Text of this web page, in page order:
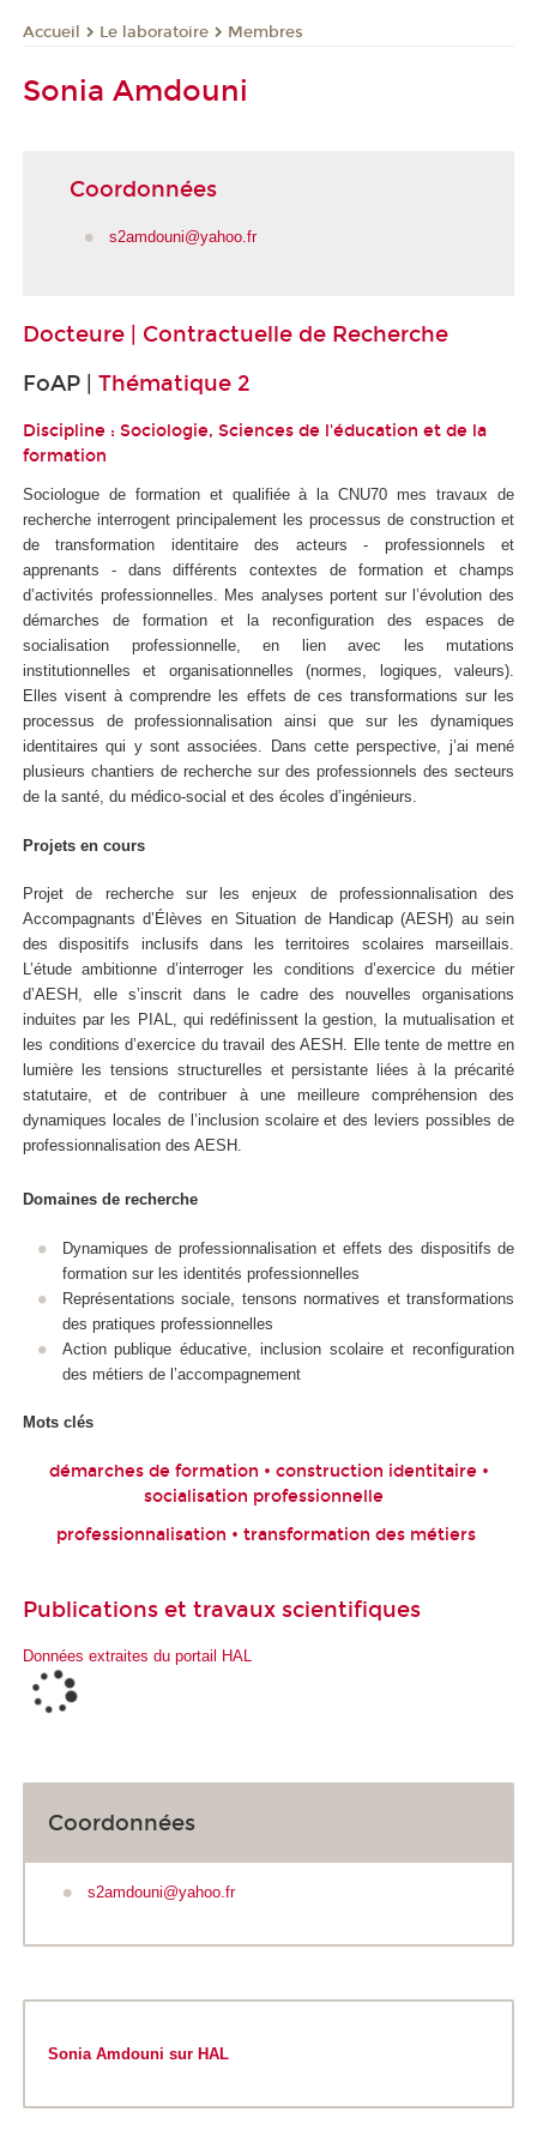
Accueil Le laboratoire Membres
Sonia Amdouni
Coordonnées
s2amdouni@yahoo.fr
Docteure | Contractuelle de Recherche
FoAP | Thématique 2
Discipline : Sociologie, Sciences de l'éducation et de la
formation
Sociologue de formation et qualifiée à la CNU70 mes travaux de
recherche interrogent principalement les processus de construction et
de transformation identitaire des acteurs - professionnels et
apprenants - dans différents contextes de formation et champs
d’activités professionnelles. Mes analyses portent sur l’évolution des
démarches de formation et la reconfiguration des espaces de
socialisation professionnelle, en lien avec les mutations
institutionnelles et organisationnelles (normes, logiques, valeurs).
Elles visent à comprendre les effets de ces transformations sur les
processus de professionnalisation ainsi que sur les dynamiques
identitaires qui y sont associées. Dans cette perspective, j’ai mené
plusieurs chantiers de recherche sur des professionnels des secteurs
de la santé, du médico-social et des écoles d’ingénieurs.
Projets en cours
Projet de recherche sur les enjeux de professionnalisation des
Accompagnants d’Élèves en Situation de Handicap (AESH) au sein
des dispositifs inclusifs dans les territoires scolaires marseillais.
L’étude ambitionne d’interroger les conditions d’exercice du métier
d’AESH, elle s’inscrit dans le cadre des nouvelles organisations
induites par les PIAL, qui redéfinissent la gestion, la mutualisation et
les conditions d’exercice du travail des AESH. Elle tente de mettre en
lumière les tensions structurelles et persistante liées à la précarité
statutaire, et de contribuer à une meilleure compréhension des
dynamiques locales de l’inclusion scolaire et des leviers possibles de
professionnalisation des AESH.
Domaines de recherche
Dynamiques de professionnalisation et effets des dispositifs de
formation sur les identités professionnelles
Représentations sociale, tensons normatives et transformations
des pratiques professionnelles
Action publique éducative, inclusion scolaire et reconfiguration
des métiers de l’accompagnement
Mots clés
démarches de formation • construction identitaire •
socialisation professionnelle
professionnalisation • transformation des métiers
Publications et travaux scientifiques
Données extraites du portail HAL
Coordonnées
s2amdouni@yahoo.fr
Sonia Amdouni sur HAL